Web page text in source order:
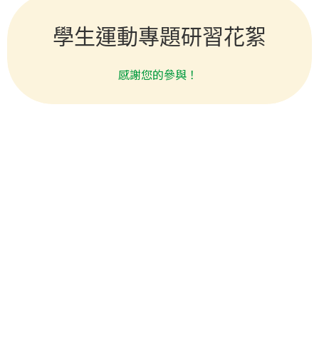
學生運動專題研習花絮
感謝您的參與！